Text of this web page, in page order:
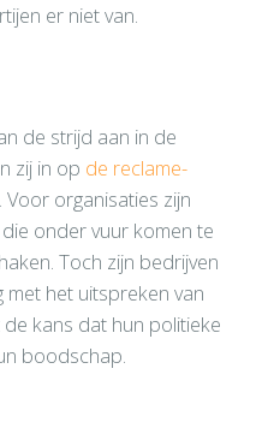
er niet van.
de strijd aan in de
zij in op de reclame-
. Voor organisaties zijn
onder vuur komen te
Toch zijn bedrijven
met het uitspreken van
kans dat hun politieke
boodschap.